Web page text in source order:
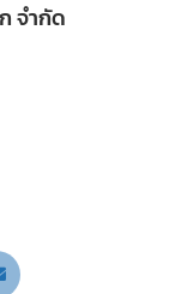
จำกัด